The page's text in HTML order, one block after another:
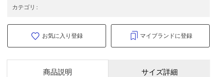
カテゴリ :
お気に入り登録 マイブランドに登録
商品説明 サイズ詳細